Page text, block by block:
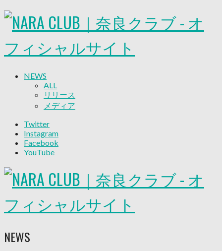
NEWS
ALL
リリース
メディア
グッズ
ファンコミュニティ
普及・育成
コラム
その他
2026/27トップチーム
2026/27トップチームスタッフ
Twitter
Instagram
Facebook
YouTube
NEWS